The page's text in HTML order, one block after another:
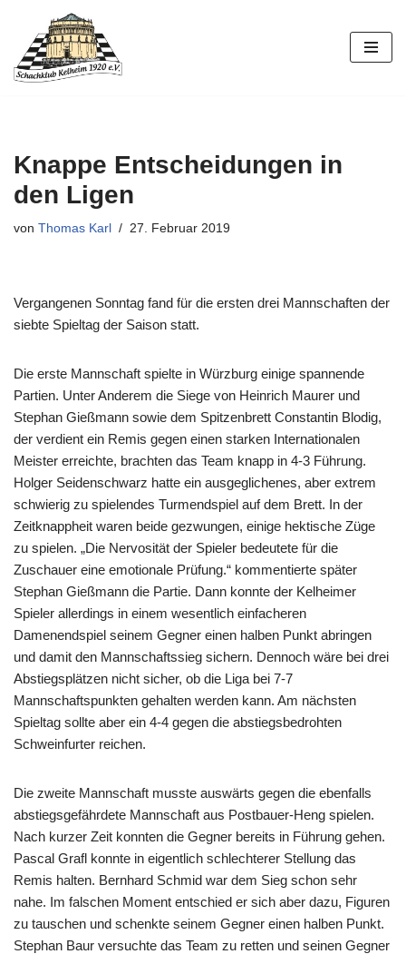
Zum
Inhalt
Knappe Entscheidungen in
den Ligen
von Thomas Karl 27. Februar 2019
Vergangenen Sonntag fand für die ersten drei Mannschaften der
siebte Spieltag der Saison statt.
Die erste Mannschaft spielte in Würzburg einige spannende
Partien. Unter Anderem die Siege von Heinrich Maurer und
Stephan Gießmann sowie dem Spitzenbrett Constantin Blodig,
der verdient ein Remis gegen einen starken Internationalen
Meister erreichte, brachten das Team knapp in 4-3 Führung.
Holger Seidenschwarz hatte ein ausgeglichenes, aber extrem
schwierig zu spielendes Turmendspiel auf dem Brett. In der
Zeitknappheit waren beide gezwungen, einige hektische Züge
zu spielen. „Die Nervosität der Spieler bedeutete für die
Zuschauer eine emotionale Prüfung.“ kommentierte später
Stephan Gießmann die Partie. Dann konnte der Kelheimer
Spieler allerdings in einem wesentlich einfacheren
Damenendspiel seinem Gegner einen halben Punkt abringen
und damit den Mannschaftssieg sichern. Dennoch wäre bei drei
Abstiegsplätzen nicht sicher, ob die Liga bei 7-7
Mannschaftspunkten gehalten werden kann. Am nächsten
Spieltag sollte aber ein 4-4 gegen die abstiegsbedrohten
Schweinfurter reichen.
Die zweite Mannschaft musste auswärts gegen die ebenfalls
abstiegsgefährdete Mannschaft aus Postbauer-Heng spielen.
Nach kurzer Zeit konnten die Gegner bereits in Führung gehen.
Pascal Grafl konnte in eigentlich schlechterer Stellung das
Remis halten. Bernhard Schmid war dem Sieg schon sehr
nahe. Im falschen Moment entschied er sich aber dazu, Figuren
zu tauschen und schenkte seinem Gegner einen halben Punkt.
Stephan Baur versuchte das Team zu retten und seinen Gegner